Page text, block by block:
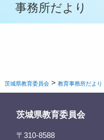
事務所だより
茨城県教育委員会 >教育事務所だより
茨城県教育委員会
〒310-8588